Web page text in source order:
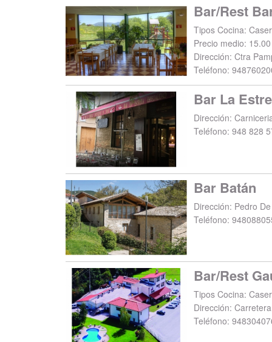
Bar/Rest
Tipos Cocina:
Precio medio:
Dirección: Ctra
Teléfono:
Bar La
Dirección:
Teléfono: 948 828
Bar Batán
Dirección: Pedro
Teléfono:
Bar/Rest
Tipos Cocina:
Dirección:
Teléfono: